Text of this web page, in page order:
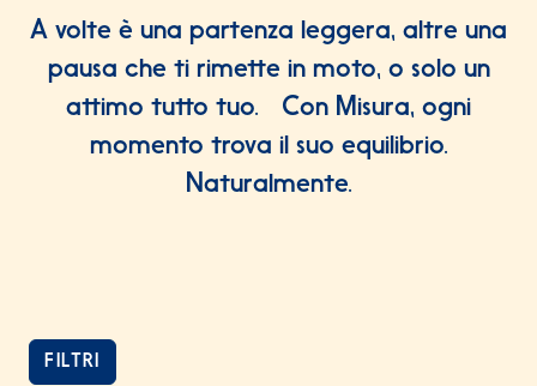
A volte è una partenza leggera, altre una
pausa che ti rimette in moto, o solo un
attimo tutto tuo. Con Misura, ogni
momento trova il suo equilibrio.
Naturalmente.
FILTRI
6 prodotti trovati